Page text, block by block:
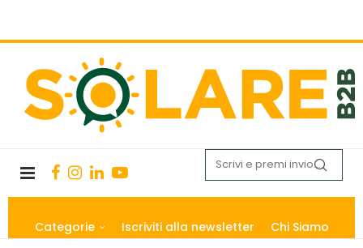
Categorie Iscriviti alla newsletter Chi Siamo